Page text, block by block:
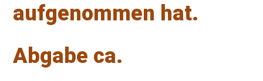
aufgenommen hat.
Abgabe ca.